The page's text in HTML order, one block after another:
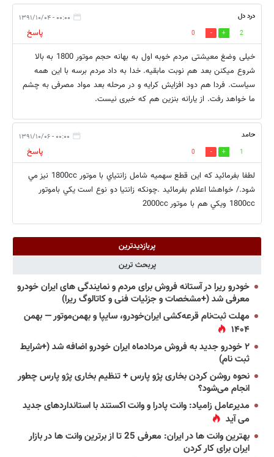
درد دل ۰۰:۰۰ - ۱۳۹۱/۱۰/۰۴
2
0
پاسخ
خیلی وضغ معیشتی مردم خوبه اول به بهانه حجم موتور 1800 به بالا
شروع میکنن بعد هم نوبت مابقیه. خدا به داد مردم برسه با این همه
سیاست. فردا هم دود افزایش کرایه و در مرحله بعد مواد مصرفی به چشم
ما خواهد رفت. از یارانه بنزین هم که خبری نیست.
حامد ۰۰:۰۰ - ۱۳۹۱/۱۰/۰۶
1
0
پاسخ
لطفا بفرمائيد كه اين قطع سهميه شامل زانتياي با موتور 1800cc نيز مي
شود./ خواهشا اعلام بفرمائيد .چونكه زانتيا دو نوع است يكي باموتور
1800cc ويكي هم با موتور 2000cc
پربازدیدترین
پربحث ترین
خودرو ریرا در آستانه فروش برای مردم و نمایندگی های ایران خودرو
معرفی شد (+مشخصات و جزئیات فنی و کاتالوگ ریرا)
مهلت ثبت‌نام قرعه‌کشی ایران‌خودرو، سایپا و بهمن‌موتور — بهمن
۱۴۰۴
۲ خودرو جدید به فروش مردادماه ایران خودرو اضافه شد (+شرایط
ثبت نام)
نحوه روشن کردن بخاری پژو پارس + تنظیم بخاری پژو پارس چطور
انجام می‌شود؟
مدیرعامل زامیاد: وانت پادرا و وانت اکستند با استانداردهای جدید
می آید
بهترین وانت ها در ایران: معرفی 25 تا از برترین وانت ها در بازار
ایران برای کار کردن